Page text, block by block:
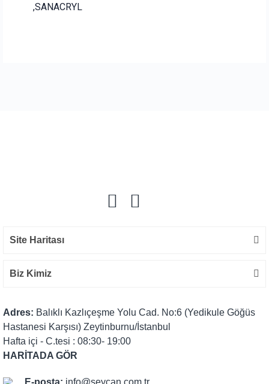
,SANACRYL
Site Haritası
Biz Kimiz
Adres: Balıklı Kazlıçeşme Yolu Cad. No:6 (Yedikule Göğüs
Hastanesi Karşısı) Zeytinburnu/İstanbul
Hafta içi - C.tesi : 08:30- 19:00
HARİTADA GÖR
E-posta: info@seycan.com.tr